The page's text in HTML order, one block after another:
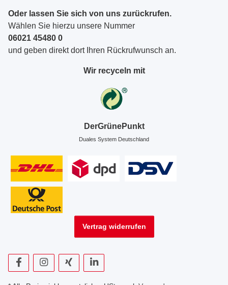
Oder lassen Sie sich von uns zurückrufen.
Wählen Sie hierzu unsere Nummer
06021 45480 0
und geben direkt dort Ihren Rückrufwunsch an.
Wir recyceln mit
DerGrünePunkt
Duales System Deutschland
Vertrag widerrufen